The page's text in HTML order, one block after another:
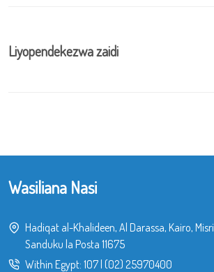
Liyopendekezwa zaidi
Wasiliana Nasi
Hadiqat al-Khalideen, Al Darassa, Kairo, Misri.
Sanduku la Posta 11675
Within Egypt: 107| (02) 25970400